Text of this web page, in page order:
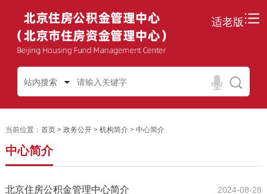
适老版
站内搜索
当前位置： 首页> 政务公开> 机构简介> 中心简介
中心简介
北京住房公积金管理中心简介 2024-08-28